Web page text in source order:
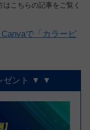
こちらの記事をご覧く
で「カラーピ
ゼント ▼ ▼